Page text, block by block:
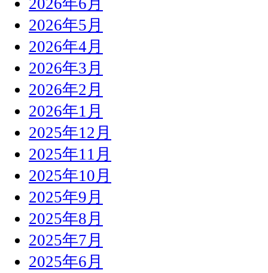
2026年6月
2026年5月
2026年4月
2026年3月
2026年2月
2026年1月
2025年12月
2025年11月
2025年10月
2025年9月
2025年8月
2025年7月
2025年6月